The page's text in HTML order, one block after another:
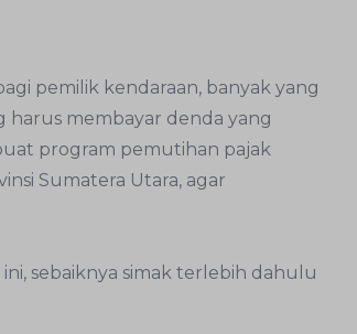
pemilik kendaraan, banyak yang
harus membayar denda yang
program pemutihan pajak
Sumatera Utara, agar
sebaiknya simak terlebih dahulu